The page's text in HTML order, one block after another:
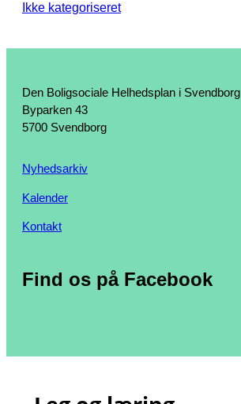
Ikke kategoriseret
Den Boligsociale Helhedsplan i Svendborg
Byparken 43
5700 Svendborg
Nyhedsarkiv
Kalender
Kontakt
Find os på Facebook